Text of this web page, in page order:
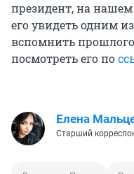
президент, на
его увидеть одним
вспомнить
посмотреть его по
Елена
Старший